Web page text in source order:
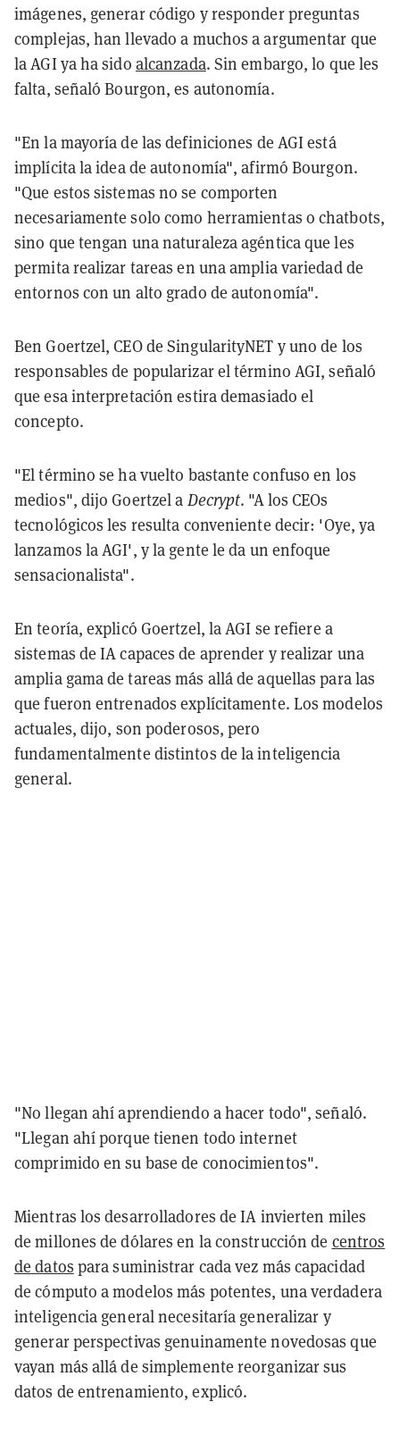
imágenes, generar código y responder preguntas
complejas, han llevado a muchos a argumentar que
la AGI ya ha sido alcanzada. Sin embargo, lo que les
falta, señaló Bourgon, es autonomía.
"En la mayoría de las definiciones de AGI está
implícita la idea de autonomía", afirmó Bourgon.
"Que estos sistemas no se comporten
necesariamente solo como herramientas o chatbots,
sino que tengan una naturaleza agéntica que les
permita realizar tareas en una amplia variedad de
entornos con un alto grado de autonomía".
Ben Goertzel, CEO de SingularityNET y uno de los
responsables de popularizar el término AGI, señaló
que esa interpretación estira demasiado el
concepto.
"El término se ha vuelto bastante confuso en los
medios", dijo Goertzel a Decrypt. "A los CEOs
tecnológicos les resulta conveniente decir: 'Oye, ya
lanzamos la AGI', y la gente le da un enfoque
sensacionalista".
En teoría, explicó Goertzel, la AGI se refiere a
sistemas de IA capaces de aprender y realizar una
amplia gama de tareas más allá de aquellas para las
que fueron entrenados explícitamente. Los modelos
actuales, dijo, son poderosos, pero
fundamentalmente distintos de la inteligencia
general.
"No llegan ahí aprendiendo a hacer todo", señaló.
"Llegan ahí porque tienen todo internet
comprimido en su base de conocimientos".
Mientras los desarrolladores de IA invierten miles
de millones de dólares en la construcción de centros
de datos para suministrar cada vez más capacidad
de cómputo a modelos más potentes, una verdadera
inteligencia general necesitaría generalizar y
generar perspectivas genuinamente novedosas que
vayan más allá de simplemente reorganizar sus
datos de entrenamiento, explicó.